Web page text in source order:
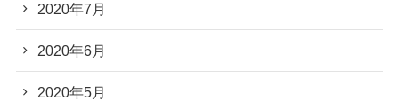
2020年7月
2020年6月
2020年5月